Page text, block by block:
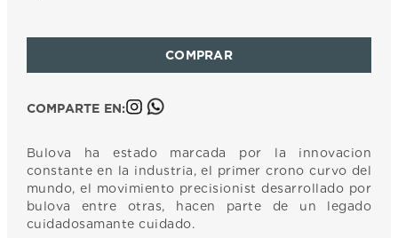
COMPARTE EN:
Bulova ha estado marcada por la innovacion
constante en la industria, el primer crono curvo del
mundo, el movimiento precisionist desarrollado por
bulova entre otras, hacen parte de un legado
cuidadosamante cuidado.